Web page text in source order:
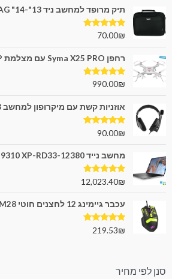
תיק מרופד למחשב ניד 13"-14" EBAG
דורג5.00
70.00₪
רחפן Syma X25 PRO עם מצלמת 720P ו-GPS
דורג5.00
990.00₪
אוזניות קשת עם מיקרופון למחשב JITUO JT-1688
דורג5.00
90.00₪
מחשב נייד Dell XPS 13 9310 XP-RD33-12380
דורג5.00
12,023.40₪
עכבר גיימינג 12 לחצנים חוטי GM28
דורג 5.00
219.53₪
סנן לפי מחיר